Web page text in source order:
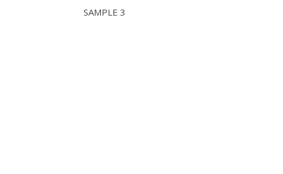
SAMPLE 3